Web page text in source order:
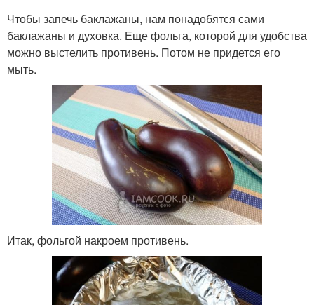
Чтобы запечь баклажаны, нам понадобятся сами
баклажаны и духовка. Еще фольга, которой для удобства
можно выстелить противень. Потом не придется его
мыть.
Итак, фольгой накроем противень.